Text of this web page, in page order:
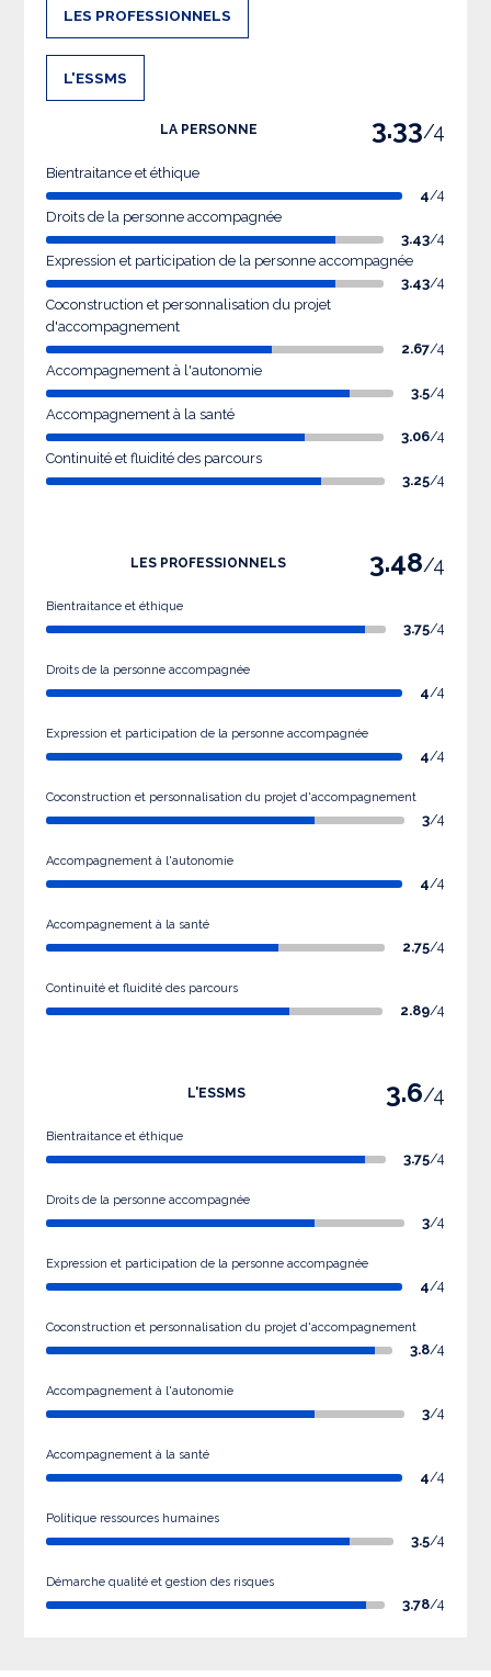
LES PROFESSIONNELS
L'ESSMS
LA PERSONNE 3.33/4
Bientraitance et éthique
4/4
Droits de la personne accompagnée
3.43/4
Expression et participation de la personne accompagnée
3.43/4
Coconstruction et personnalisation du projet
d'accompagnement
2.67/4
Accompagnement à l'autonomie
3.5/4
Accompagnement à la santé
3.06/4
Continuité et fluidité des parcours
3.25/4
LES PROFESSIONNELS 3.48/4
Bientraitance et éthique
3.75/4
Droits de la personne accompagnée
4/4
Expression et participation de la personne accompagnée
4/4
Coconstruction et personnalisation du projet d'accompagnement
3/4
Accompagnement à l'autonomie
4/4
Accompagnement à la santé
2.75/4
Continuité et fluidité des parcours
2.89/4
L'ESSMS 3.6/4
Bientraitance et éthique
3.75/4
Droits de la personne accompagnée
3/4
Expression et participation de la personne accompagnée
4/4
Coconstruction et personnalisation du projet d'accompagnement
3.8/4
Accompagnement à l'autonomie
3/4
Accompagnement à la santé
4/4
Politique ressources humaines
3.5/4
Démarche qualité et gestion des risques
3.78/4